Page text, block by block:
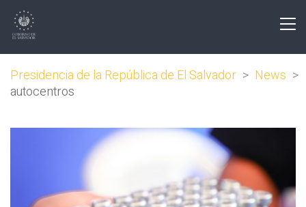
Presidencia de la República de El Salvador > News >
autocentros